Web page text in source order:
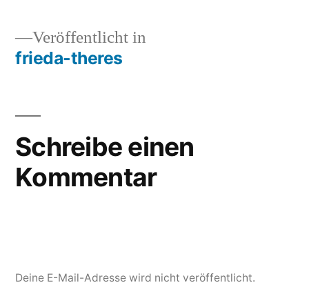
Beitragsnavigation
Veröffentlicht in
frieda-theres
Schreibe einen
Kommentar
Deine E-Mail-Adresse wird nicht veröffentlicht.